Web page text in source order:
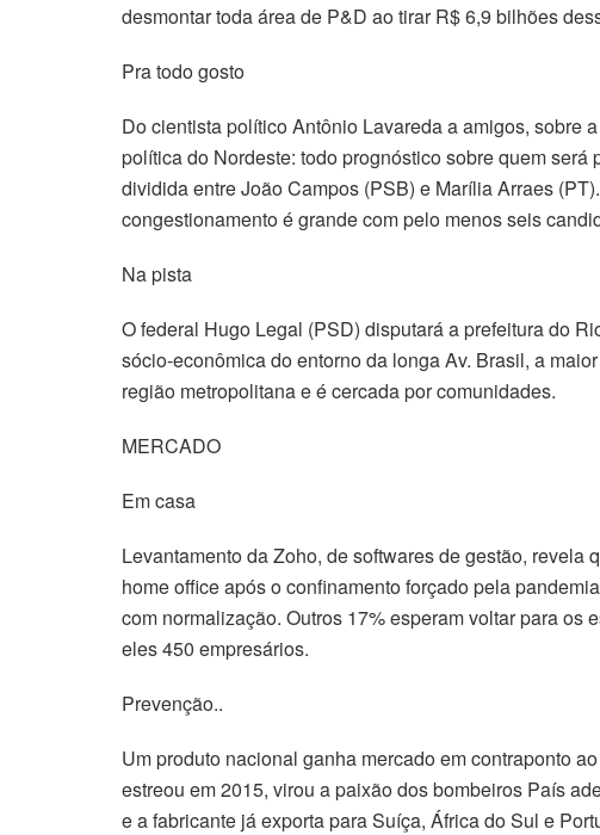
desmontar toda área de P&D ao tirar R$ 6,9 bilhões
Pra todo gosto
Do cientista político Antônio Lavareda a amigos, sobre
política do Nordeste: todo prognóstico sobre quem será
dividida entre João Campos (PSB) e Marília Arraes
congestionamento é grande com pelo menos seis
Na pista
O federal Hugo Legal (PSD) disputará a prefeitura do
sócio-econômica do entorno da longa Av. Brasil, a
região metropolitana e é cercada por comunidades.
MERCADO
Em casa
Levantamento da Zoho, de softwares de gestão, revela
home office após o confinamento forçado pela
com normalização. Outros 17% esperam voltar para os
eles 450 empresários.
Prevenção..
Um produto nacional ganha mercado em contraponto
estreou em 2015, virou a paixão dos bombeiros País
e a fabricante já exporta para Suíça, África do Sul e